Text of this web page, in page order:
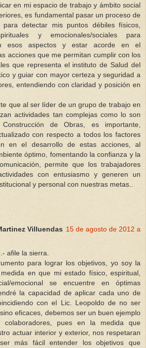
en mi espacio de trabajo y ámbito social
es fundamental pasar un proceso de
para detectar mis puntos débiles físicos,
y emocionales/sociales para
esos aspectos y estar acorde en el
acciones que me permitan cumplir con los
que representa el instituto de Salud del
y guiar con mayor certeza y seguridad a
entendiendo con claridad y posición en
que al ser líder de un grupo de trabajo en
actividades tan complejas como lo son
de Obras, es importante,
con respecto a todos los factores
en el desarrollo de estas acciones, al
óptimo, fomentando la confianza y la
permite que los trabajadores
con entusiasmo y generen un
y personal con nuestras metas..
Villuendas 15 de agosto de 2012 a
afile la sierra.
para lograr los objetivos, yo soy la
en que mi estado físico, espiritual,
emocional se encuentre en óptimas
la capacidad de aplicar cada uno de
con el Lic. Leopoldo de no ser
eficaces, debemos ser un buen ejemplo
colaboradores, pues en la medida que
actuar interior y exterior, nos respetaran
más fácil entender los objetivos que